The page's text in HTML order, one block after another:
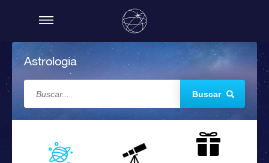
Astrologia
Buscar